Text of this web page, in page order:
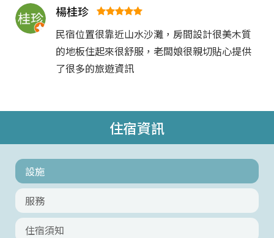
楊桂珍
民宿位置很靠近山水沙灘，房間設計很美木質
的地板住起來很舒服，老闆娘很親切貼心提供
了很多的旅遊資訊
住宿資訊
設施
服務
住宿須知